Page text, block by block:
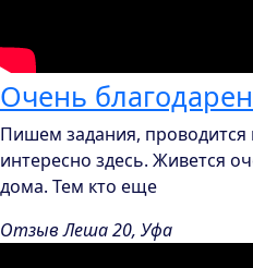
Очень
Пишем задания,
интересно здесь. Живется
дома. Тем кто еще
Отзыв Леша 20, Уфа